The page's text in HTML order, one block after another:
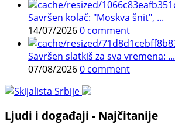
Savršen kolač: "Moskva šnit", ...
14/07/20260 comment
Savršen slatkiš za sva vremena: ...
07/08/20260 comment
Ljudi i događaji - Najčitanije